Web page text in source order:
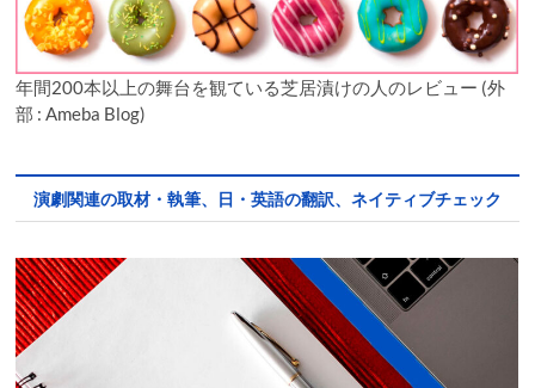
年間200本以上の舞台を観ている芝居漬けの人のレビュー (外
部 : Ameba Blog)
演劇関連の取材・執筆、日・英語の翻訳、ネイティブチェック